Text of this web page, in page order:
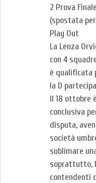
2 Prova
(spostata
Play Out
La Lenza
con 4
è qualificata
la D
Il 18 ottobre
conclusiva
disputa,
società
sublimare
soprattutto,
contendenti